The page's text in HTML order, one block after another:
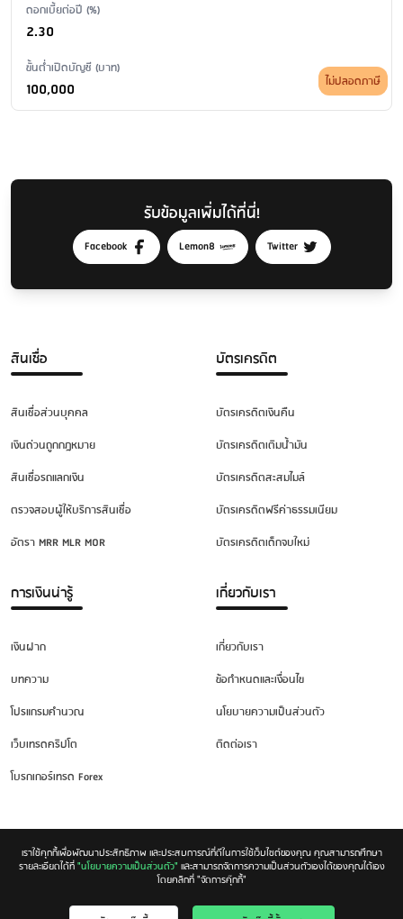
ดอกเบี้ยต่อปี (%)
2.30
ขั้นต่ำเปิดบัญชี (บาท)
100,000 ไม่ปลอดภาษี
รับข้อมูลเพิ่มได้ที่นี่!
Facebook Lemon8 Twitter
สินเชื่อ
สินเชื่อส่วนบุคคล
เงินด่วนถูกกฎหมาย
สินเชื่อรถแลกเงิน
ตรวจสอบผู้ให้บริการสินเชื่อ
อัตรา MRR MLR MOR
บัตรเครดิต
บัตรเครดิตเงินคืน
บัตรเครดิตเติมน้ำมัน
บัตรเครดิตสะสมไมล์
บัตรเครดิตฟรีค่าธรรมเนียม
บัตรเครดิตเด็กจบใหม่
การเงินน่ารู้
เงินฝาก
บทความ
โปรแกรมคำนวณ
เว็บเทรดคริปโต
โบรกเกอร์เทรด Forex
เกี่ยวกับเรา
เกี่ยวกับเรา
ข้อกำหนดและเงื่อนไข
นโยบายความเป็นส่วนตัว
ติดต่อเรา
Copyright © 2026. All rights reserved.
เราใช้คุกกี้เพื่อพัฒนาประสิทธิภาพ และประสบการณ์ที่ดีในการใช้เว็บไซต์ของคุณ คุณสามารถศึกษา
รายละเอียดได้ที่"นโยบายความเป็นส่วนตัว" และสามารถจัดการความเป็นส่วนตัวเองได้ของคุณได้เอง
โดยคลิกที่ "จัดการคุ๊กกี้"